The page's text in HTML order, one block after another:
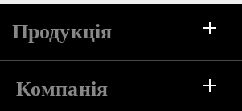
текстурний
Продукція
Холодильники
Компанія